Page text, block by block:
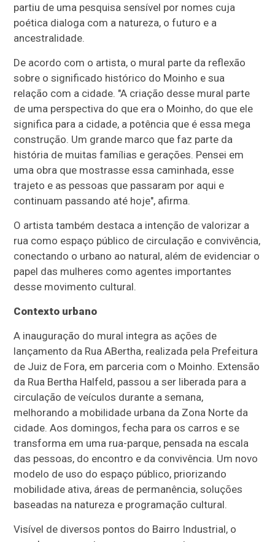
partiu de uma pesquisa sensível por nomes cuja
poética dialoga com a natureza, o futuro e a
ancestralidade.
De acordo com o artista, o mural parte da reflexão
sobre o significado histórico do Moinho e sua
relação com a cidade. "A criação desse mural parte
de uma perspectiva do que era o Moinho, do que ele
significa para a cidade, a potência que é essa mega
construção. Um grande marco que faz parte da
história de muitas famílias e gerações. Pensei em
uma obra que mostrasse essa caminhada, esse
trajeto e as pessoas que passaram por aqui e
continuam passando até hoje", afirma.
O artista também destaca a intenção de valorizar a
rua como espaço público de circulação e convivência,
conectando o urbano ao natural, além de evidenciar o
papel das mulheres como agentes importantes
desse movimento cultural.
Contexto urbano
A inauguração do mural integra as ações de
lançamento da Rua ABertha, realizada pela Prefeitura
de Juiz de Fora, em parceria com o Moinho. Extensão
da Rua Bertha Halfeld, passou a ser liberada para a
circulação de veículos durante a semana,
melhorando a mobilidade urbana da Zona Norte da
cidade. Aos domingos, fecha para os carros e se
transforma em uma rua-parque, pensada na escala
das pessoas, do encontro e da convivência. Um novo
modelo de uso do espaço público, priorizando
mobilidade ativa, áreas de permanência, soluções
baseadas na natureza e programação cultural.
Visível de diversos pontos do Bairro Industrial, o